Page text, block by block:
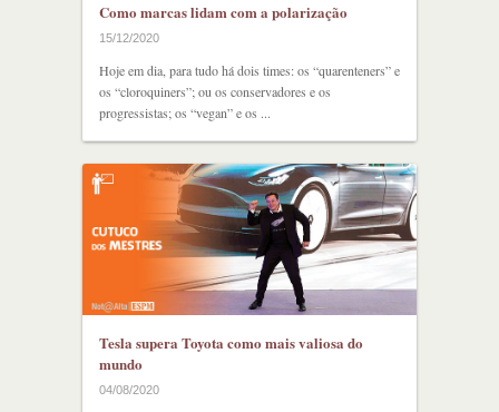
Como marcas lidam com a polarização
15/12/2020
Hoje em dia, para tudo há dois times: os “quarenteners” e
os “cloroquiners”; ou os conservadores e os
progressistas; os “vegan” e os ...
Tesla supera Toyota como mais valiosa do
mundo
04/08/2020